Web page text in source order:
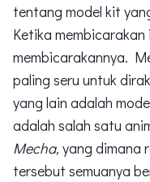
tentang model kit
Ketika
membicarakannya.
paling seru untuk
yang lain adalah
adalah salah satu
Mecha, yang dimana
tersebut semuanya